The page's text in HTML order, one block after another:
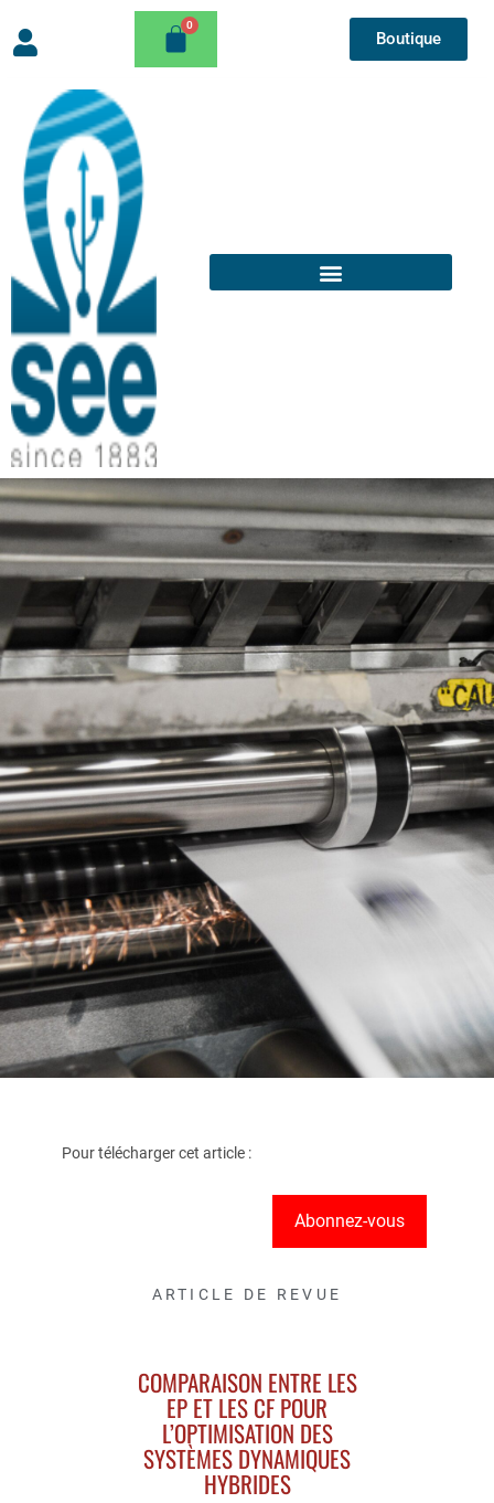
Boutique
Pour télécharger cet article :
Abonnez-vous
ARTICLE DE REVUE
COMPARAISON ENTRE LES
EP ET LES CF POUR
L’OPTIMISATION DES
SYSTÈMES DYNAMIQUES
HYBRIDES